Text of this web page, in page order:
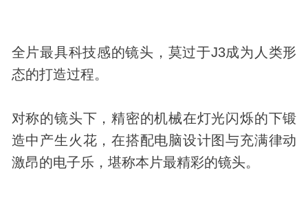
全片最具科技感的镜头，莫过于J3成为人类形
态的打造过程。
对称的镜头下，精密的机械在灯光闪烁的下锻
造中产生火花，在搭配电脑设计图与充满律动
激昂的电子乐，堪称本片最精彩的镜头。